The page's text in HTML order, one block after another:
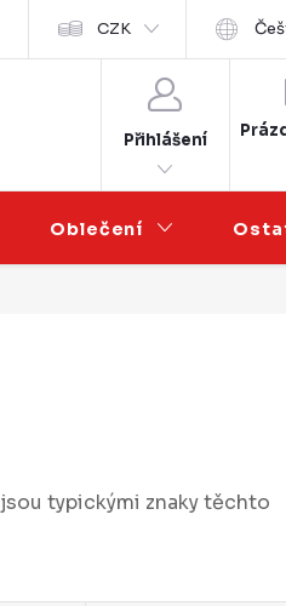
CZK
Přihlášení
Oblečení
typickými znaky těchto